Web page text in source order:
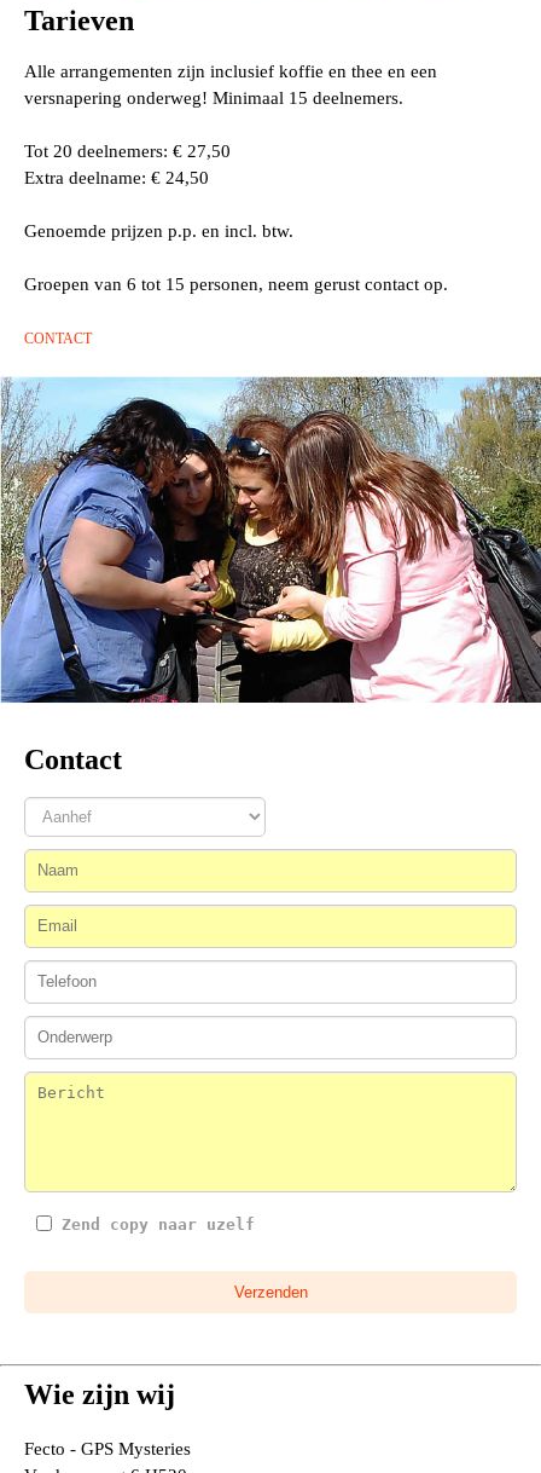
Tarieven
Alle arrangementen zijn inclusief koffie en thee en een
versnapering onderweg! Minimaal 15 deelnemers.
Tot 20 deelnemers: € 27,50
Extra deelname: € 24,50
Genoemde prijzen p.p. en incl. btw.
Groepen van 6 tot 15 personen, neem gerust contact op.
CONTACT
Contact
Zend copy naar uzelf
Verzenden
Wie zijn wij
Fecto - GPS Mysteries